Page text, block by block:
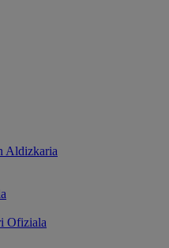
Aldizkaria
Ofiziala